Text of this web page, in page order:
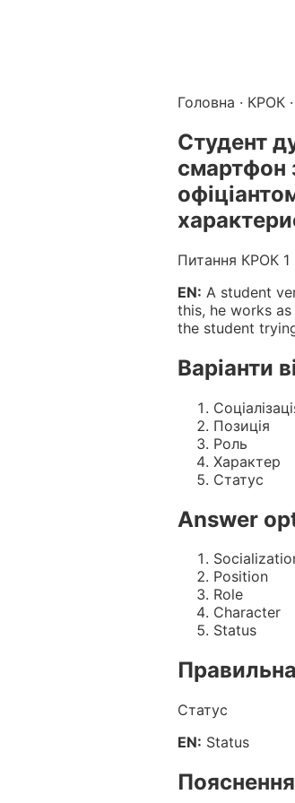
Головна · КРОК ·
Студент
смартфон
Питання КРОК 1
EN: A student
this, he works
the student
Варіанти
Позиція
Роль
Характер
Статус
Answer
Position
Role
Character
Status
Статус
EN: Status
Пояснення